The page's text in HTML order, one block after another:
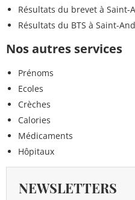
Résultats du brevet à Saint-
Résultats du BTS à Saint-
Nos autres services
Prénoms
Ecoles
Crèches
Calories
Médicaments
Hôpitaux
NEWSLETTERS